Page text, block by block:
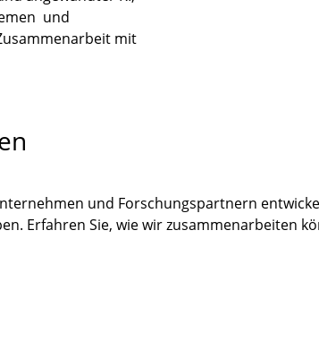
und
mit
und Forschungspartnern
Erfahren Sie, wie wir zusammenarbeiten